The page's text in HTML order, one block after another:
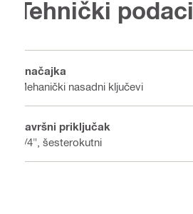
Tehnički podaci
Značajka
Mehanički nasadni ključevi
Završni priključak
1/4", šesterokutni